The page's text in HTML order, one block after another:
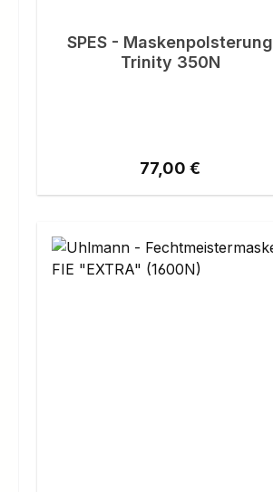
SPES - Maskenpolsterung
Trinity 350N
Regulärer Preis:
77,00 €